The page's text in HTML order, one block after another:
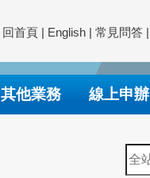
回首頁 | English | 常見問答 |
其他業務 線上申辦
全
站